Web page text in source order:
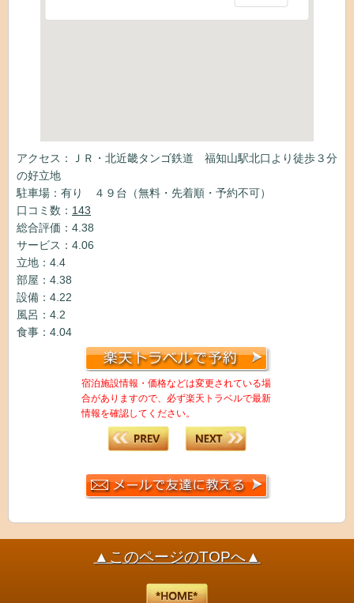
アクセス：ＪＲ・北近畿タンゴ鉄道 福知山駅北口より徒歩３分
の好立地
駐車場：有り ４９台（無料・先着順・予約不可）
口コミ数： 143
総合評価：4.38
サービス：4.06
立地：4.4
部屋：4.38
設備：4.22
風呂：4.2
食事：4.04
宿泊施設情報・価格などは変更されている場
合がありますので、必ず楽天トラベルで最新
情報を確認してください。
▲このページのTOPへ▲